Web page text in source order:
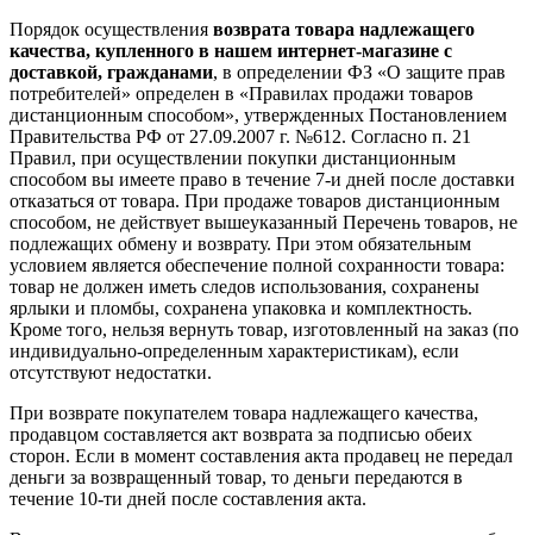
Порядок осуществления возврата товара надлежащего
качества, купленного в нашем интернет-магазине с
доставкой, гражданами, в определении ФЗ «О защите прав
потребителей» определен в «Правилах продажи товаров
дистанционным способом», утвержденных Постановлением
Правительства РФ от 27.09.2007 г. №612. Согласно п. 21
Правил, при осуществлении покупки дистанционным
способом вы имеете право в течение 7-и дней после доставки
отказаться от товара. При продаже товаров дистанционным
способом, не действует вышеуказанный Перечень товаров, не
подлежащих обмену и возврату. При этом обязательным
условием является обеспечение полной сохранности товара:
товар не должен иметь следов использования, сохранены
ярлыки и пломбы, сохранена упаковка и комплектность.
Кроме того, нельзя вернуть товар, изготовленный на заказ (по
индивидуально-определенным характеристикам), если
отсутствуют недостатки.
При возврате покупателем товара надлежащего качества,
продавцом составляется акт возврата за подписью обеих
сторон. Если в момент составления акта продавец не передал
деньги за возвращенный товар, то деньги передаются в
течение 10-ти дней после составления акта.